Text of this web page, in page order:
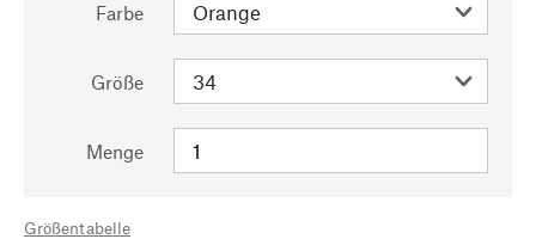
Farbe
Größe
Menge
Größentabelle